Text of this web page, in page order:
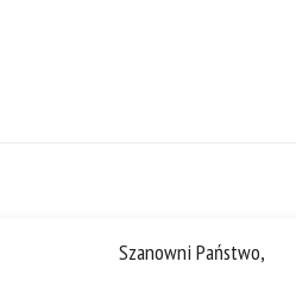
Szanowni Państwo,